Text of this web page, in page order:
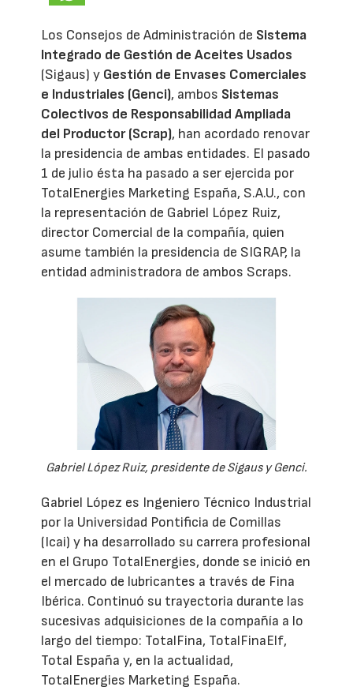
Los Consejos de Administración de Sistema
Integrado de Gestión de Aceites Usados
(Sigaus) y Gestión de Envases Comerciales
e Industriales (Genci), ambos Sistemas
Colectivos de Responsabilidad Ampliada
del Productor (Scrap), han acordado renovar
la presidencia de ambas entidades. El pasado
1 de julio ésta ha pasado a ser ejercida por
TotalEnergies Marketing España, S.A.U., con
la representación de Gabriel López Ruiz,
director Comercial de la compañía, quien
asume también la presidencia de SIGRAP, la
entidad administradora de ambos Scraps.
Gabriel López Ruiz, presidente de Sigaus y Genci.
Gabriel López es Ingeniero Técnico Industrial
por la Universidad Pontificia de Comillas
(Icai) y ha desarrollado su carrera profesional
en el Grupo TotalEnergies, donde se inició en
el mercado de lubricantes a través de Fina
Ibérica. Continuó su trayectoria durante las
sucesivas adquisiciones de la compañía a lo
largo del tiempo: TotalFina, TotalFinaElf,
Total España y, en la actualidad,
TotalEnergies Marketing España.